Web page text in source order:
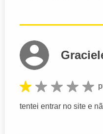
tentei entrar no site e